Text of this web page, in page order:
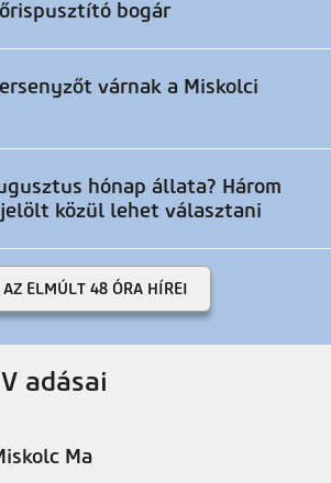
bogár
várnak a Miskolci
hónap állata? Három
közül lehet választani
AZ ELMÚLT 48 ÓRA HÍREI
adásai
Ma